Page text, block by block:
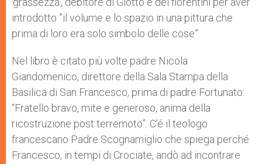
introdotto ”il volume e lo spazio in una pittura che
prima di loro era solo simbolo delle cose”.
Nel libro è citato più volte padre Nicola
Giandomenico, direttore della Sala Stampa della
Basilica di San Francesco, prima di padre Fortunato:
“Fratello bravo, mite e generoso, anima della
ricostruzione post terremoto”. C’é il teologo
francescano Padre Scognamiglio che spiega perché
Francesco, in tempi di Crociate, andò ad incontrare